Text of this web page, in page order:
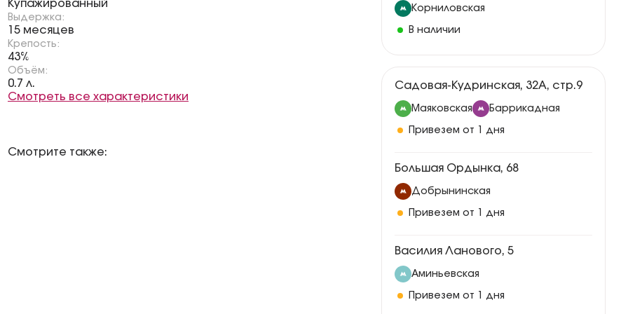
Купажированный
Выдержка:
15 месяцев
Крепость:
43%
Объём:
0.7 л.
Смотреть все характеристики
Смотрите также:
Корниловская
В наличии
Садовая-Кудринская, 32А, стр.9
Маяковская Баррикадная
Привезем от 1 дня
Большая Ордынка, 68
Добрынинская
Привезем от 1 дня
Василия Ланового, 5
Аминьевская
Привезем от 1 дня